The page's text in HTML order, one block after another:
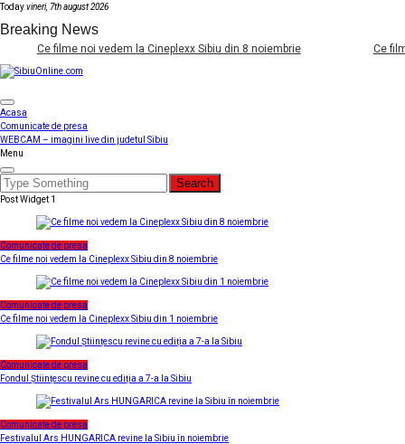
Skip
content
Todayvineri, 7th august 2026
Breaking News
Ce filme noi vedem la Cineplexx Sibiu din 8 noiembrie Ce
Acasa
Comunicate de presa
WEBCAM – imagini live din judetul Sibiu
Menu
Search
for:
Post Widget 1
Comunicate de presa
Ce filme noi vedem la Cineplexx Sibiu din 8 noiembrie
Comunicate de presa
Ce filme noi vedem la Cineplexx Sibiu din 1 noiembrie
Comunicate de presa
Fondul Științescu revine cu ediția a 7-a la Sibiu
Comunicate de presa
Festivalul Ars HUNGARICA revine la Sibiu în noiembrie